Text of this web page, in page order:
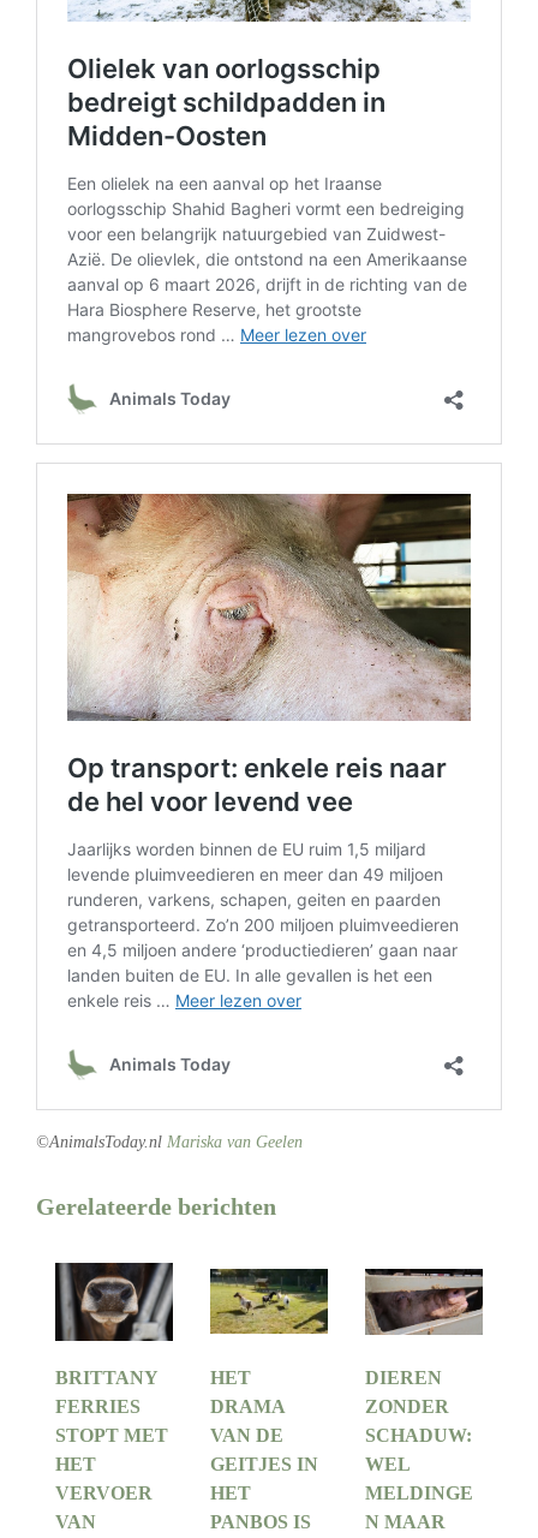
©AnimalsToday.nl Mariska van Geelen
Gerelateerde berichten
BRITTANY
FERRIES
STOPT MET
HET
VERVOER
VAN
HET
DRAMA
VAN DE
GEITJES IN
HET
PANBOS IS
DIEREN
ZONDER
SCHADUW:
WEL
MELDINGE
N MAAR